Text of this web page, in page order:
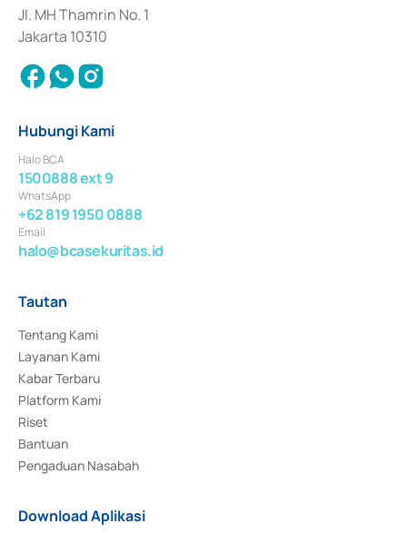
Jl. MH Thamrin No. 1
Jakarta 10310
Hubungi Kami
Halo BCA
1500888 ext 9
WhatsApp
+62 819 1950 0888
Email
halo@bcasekuritas.id
Tautan
Tentang Kami
Layanan Kami
Kabar Terbaru
Platform Kami
Riset
Bantuan
Pengaduan Nasabah
Download Aplikasi